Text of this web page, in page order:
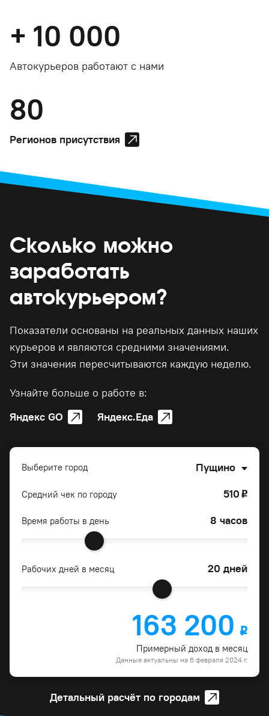
+ 10 000
Автокурьеров работают с нами
80
Регионов присутствия
Сколько можно
заработать
автокурьером?
Показатели основаны на реальных данных наших
курьеров и являются средними значениями.
Эти значения пересчитываются каждую неделю.
Узнайте больше о работе в:
Яндекс GO
Яндекс.Еда
Выберите город Пущино
Средний чек по городу 510 o
Время работы в день 8 часов
Рабочих дней в месяц 20 дней
Примерный доход в месяц
163 200 o
Данные актуальны на 6 февраля 2024 г.
Детальный расчёт по городам